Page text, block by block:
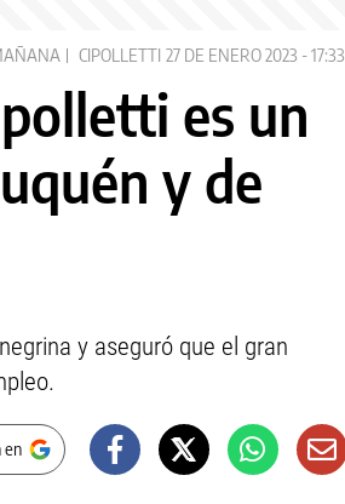
CIPOLLETTI 27 DE ENERO 2023 - 17:33
es un
y de
y aseguró que el gran
en